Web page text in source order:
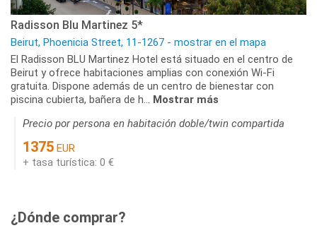
Radisson Blu Martinez 5*
Beirut, Phoenicia Street, 11-1267 - mostrar en el mapa
El Radisson BLU Martinez Hotel está situado en el centro de
Beirut y ofrece habitaciones amplias con conexión Wi-Fi
gratuita. Dispone además de un centro de bienestar con
piscina cubierta, bañera de h... Mostrar más
Precio por persona en habitación doble/twin compartida
1375 EUR
+ tasa turística: 0 €
¿Dónde comprar?